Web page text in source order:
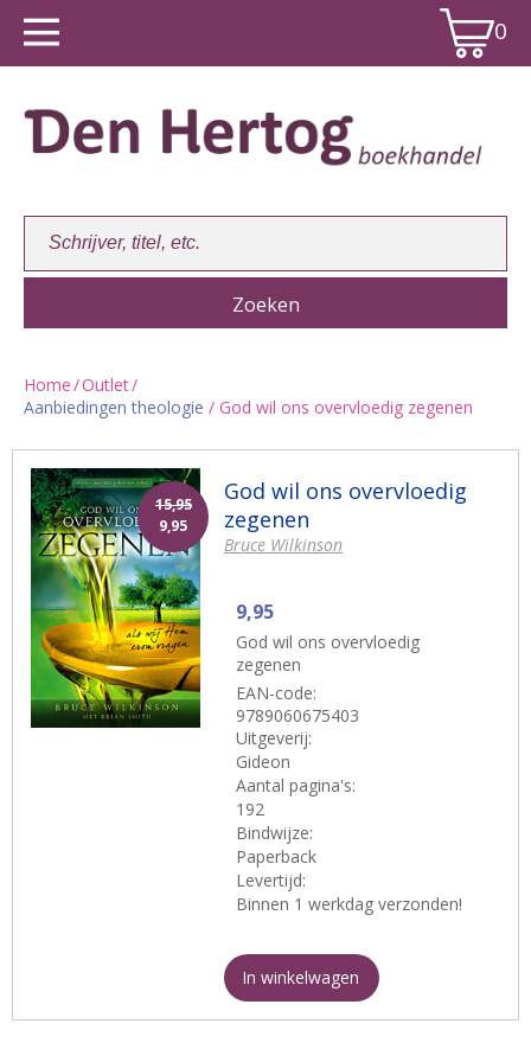
0
Winkelwagen:
Home/Outlet/
Aanbiedingen theologie / God wil ons overvloedig zegenen
15,95
9,95
God wil ons overvloedig
zegenen
Bruce Wilkinson
9,95
God wil ons overvloedig
zegenen
EAN-code:
9789060675403
Uitgeverij:
Gideon
Aantal pagina's:
192
Bindwijze:
Paperback
Levertijd:
Binnen 1 werkdag verzonden!
In winkelwagen